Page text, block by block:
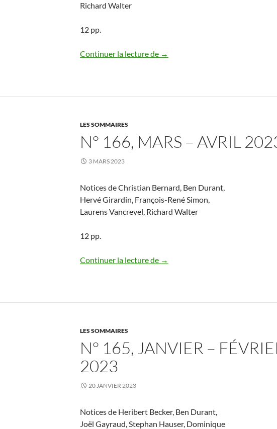
Richard Walter
12 pp.
Continuer la lecture de N° 167, mai – juin 2023
→
LES SOMMAIRES
N° 166, MARS – AVRIL
3 MARS 2023
Notices de Christian Bernard, Ben Durant,
Hervé Girardin, François-René Simon,
Laurens Vancrevel, Richard Walter
12 pp.
Continuer la lecture de N° 166, mars – avril 2023
→
LES SOMMAIRES
N° 165, JANVIER –
2023
20 JANVIER 2023
Notices de Heribert Becker, Ben Durant,
Joël Gayraud, Stephan Hauser, Dominique